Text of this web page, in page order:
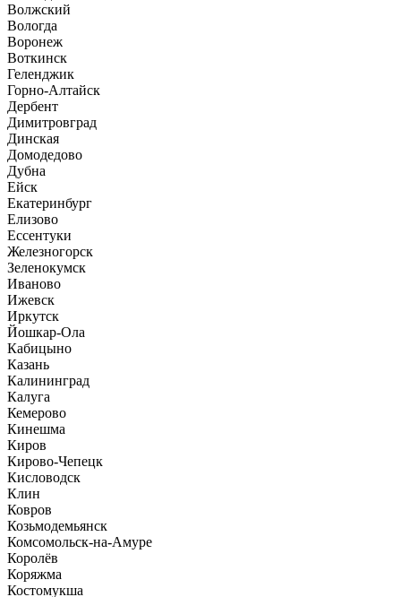
Волжский
Вологда
Воронеж
Воткинск
Геленджик
Горно-Алтайск
Дербент
Димитровград
Динская
Домодедово
Дубна
Ейск
Екатеринбург
Елизово
Ессентуки
Железногорск
Зеленокумск
Иваново
Ижевск
Иркутск
Йошкар-Ола
Кабицыно
Казань
Калининград
Калуга
Кемерово
Кинешма
Киров
Кирово-Чепецк
Кисловодск
Клин
Ковров
Козьмодемьянск
Комсомольск-на-Амуре
Королёв
Коряжма
Костомукша